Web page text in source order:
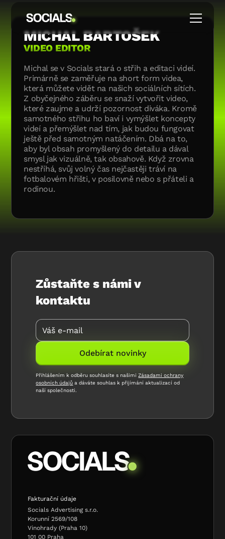
MICHAL BARTOŠEK
VIDEO EDITOR
Michal se v Socials stará o střih a editaci videí.
Primárně se zaměřuje na short form videa,
která můžete vidět na našich sociálních sítích.
Z obyčejného záběru se snaží vytvořit video,
které zaujme a udrží pozornost diváka. Kromě
samotného střihu ho baví i vymýšlet koncepty
videí a přemýšlet nad tím, jak budou fungovat
ještě před samotným natáčením. Dbá na to,
aby byl obsah promyšlený do detailu a dával
smysl jak vizuálně, tak obsahově. Když zrovna
nestříhá, svůj volný čas nejčastěji tráví na
fotbalovém hřišti, v posilovně nebo s přáteli a
rodinou.
Zůstaňte s námi v
kontaktu
Přihlášením k odběru souhlasíte s našimiZásadami ochrany
osobních údajů a dáváte souhlas k přijímání aktualizací od
naší společnosti.
Fakturační údaje
Socials Advertising s.r.o.
Korunní 2569/108
Vinohrady (Praha 10)
101 00 Praha